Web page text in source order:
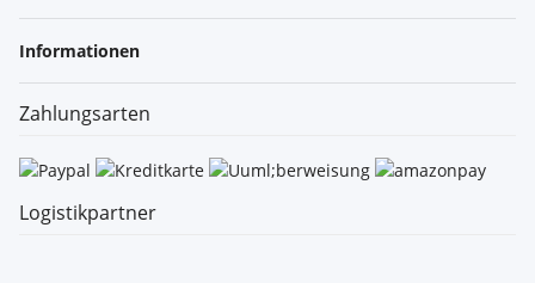
Informationen
Zahlungsarten
Logistikpartner